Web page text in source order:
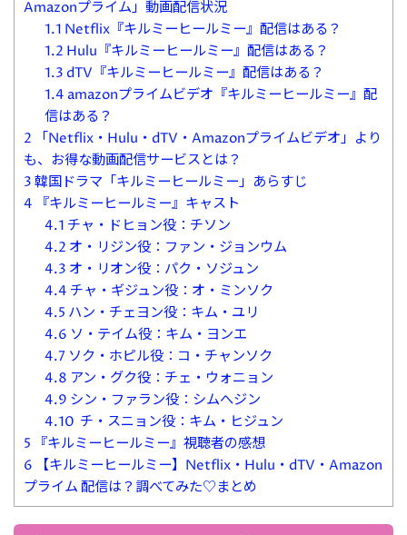
Amazonプライム」動画配信状況
1.1 Netflix『キルミーヒールミー』配信はある？
1.2 Hulu『キルミーヒールミー』配信はある？
1.3dTV『キルミーヒールミー』配信はある？
1.4 amazonプライムビデオ『キルミーヒールミー』配
信はある？
2 「Netflix・Hulu・dTV・Amazonプライムビデオ」より
も、お得な動画配信サービスとは？
3韓国ドラマ「キルミーヒールミー」あらすじ
4 『キルミーヒールミー』キャスト
4.1 チャ・ドヒョン役：チソン
4.2 オ・リジン役：ファン・ジョンウム
4.3 オ・リオン役：パク・ソジュン
4.4 チャ・ギジュン役：オ・ミンソク
4.5 ハン・チェヨン役：キム・ユリ
4.6 ソ・テイム役：キム・ヨンエ
4.7ソク・ホピル役：コ・チャンソク
4.8 アン・グク役：チェ・ウォニョン
4.9 シン・ファラン役：シムへジン
4.10 チ・スニョン役：キム・ヒジュン
5 『キルミーヒールミー』視聴者の感想
6 【キルミーヒールミー】Netflix・Hulu・dTV・Amazon
プライム 配信は？調べてみた♡まとめ